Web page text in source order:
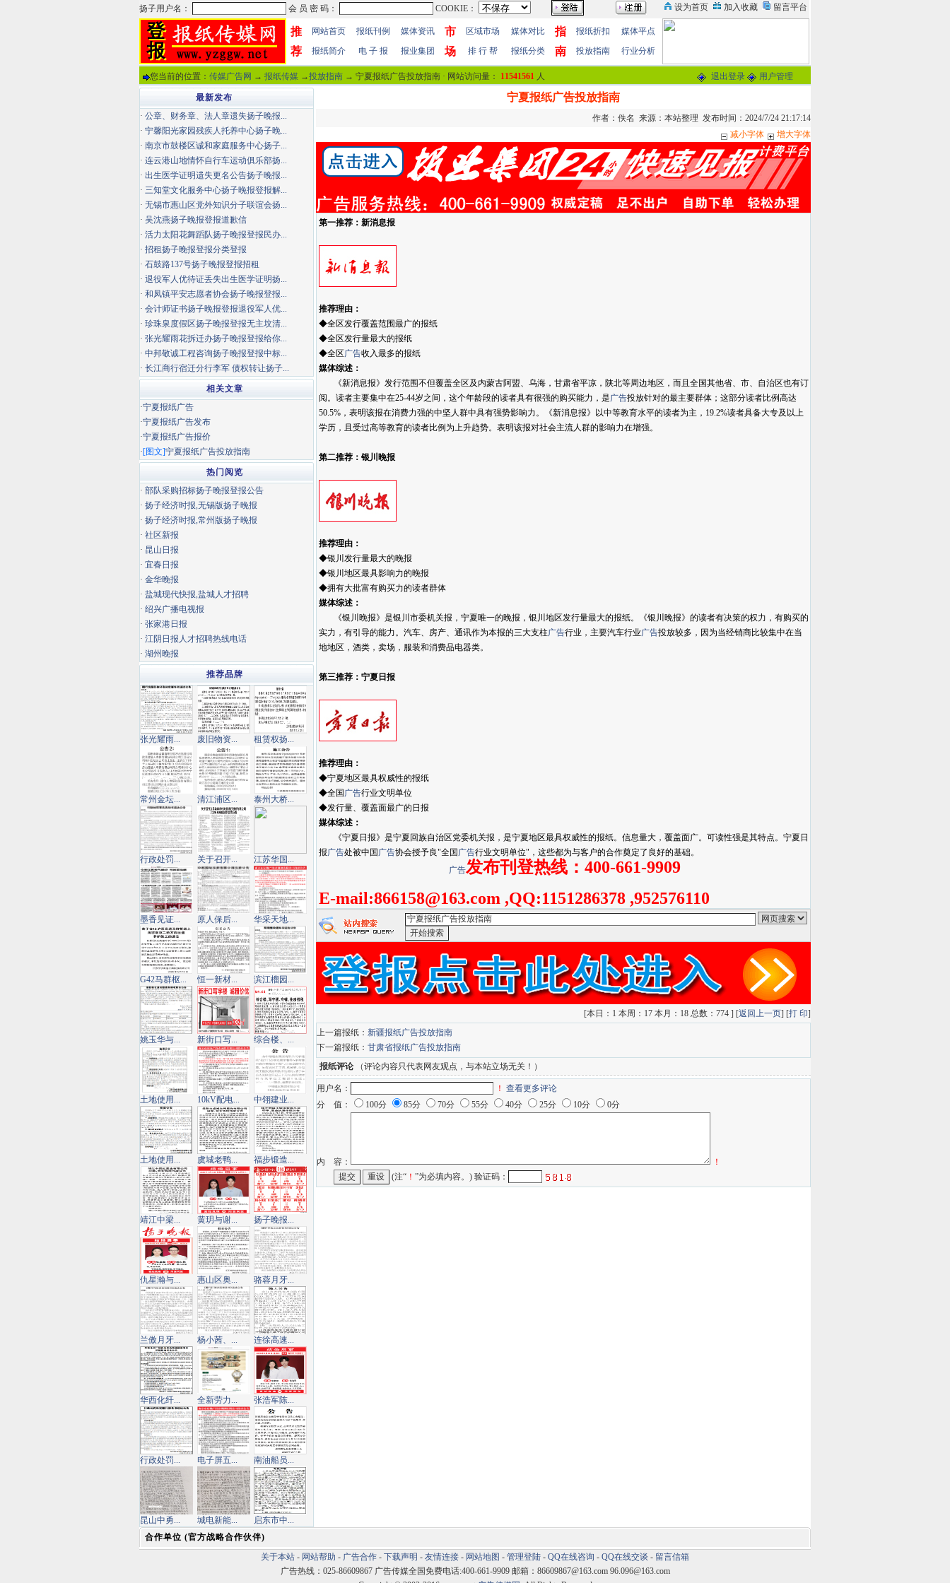
推
荐
网站首页 报纸刊例 媒体资讯
市
场
区域市场 媒体对比
指
南
报纸折扣
媒体平点
报纸简介
电 子 报 报业集团 排 行 帮 报纸分类 投放指南 行业分析
您当前的位置： 传媒广告网 → 报纸传媒 →投放指南 → 宁夏报纸广告投放指南 · 网站访问量： 11541561 人 退出登录 用户管理
宁夏报纸广告投放指南
作者：佚名 来源：本站整理 发布时间：2024/7/24 21:17:14
减小字体
增大字体
第一推荐： 新消息报
推荐理由：
◆全区发行覆盖范围最广的报纸
◆全区发行量最大的报纸
◆全区广告收入最多的报纸
媒体综述：
《新消息报》发行范围不但覆盖全区及内蒙古阿盟、乌海，甘肃省平凉，陕北等周边地区，而且全国其他省、市、自治区也有订
阅。读者主要集中在25-44岁之间，这个年龄段的读者具有很强的购买能力，是广告投放针对的最主要群体；这部分读者比例高达
50.5%，表明该报在消费力强的中坚人群中具有强势影响力。《新消息报》以中等教育水平的读者为主，19.2%读者具备大专及以上
学历，且受过高等教育的读者比例为上升趋势。表明该报对社会主流人群的影响力在增强。
第二推荐： 银川晚报
推荐理由：
◆银川发行量最大的晚报
◆银川地区最具影响力的晚报
◆拥有大批富有购买力的读者群体
媒体综述：
《银川晚报》是银川市委机关报，宁夏唯一的晚报，银川地区发行量最大的报纸。《银川晚报》的读者有决策的权力，有购买的
实力，有引导的能力。汽车、房产、通讯作为本报的三大支柱广告行业，主要汽车行业广告投放较多，因为当经销商比较集中在当
地地区，酒类，卖场，服装和消费品电器类。
第三推荐： 宁夏日报
推荐理由：
◆宁夏地区最具权威性的报纸
◆全国 广告行业文明单位
◆发行量、覆盖面最广的日报
媒体综述：
《宁夏日报》是宁夏回族自治区党委机关报，是宁夏地区最具权威性的报纸。信息量大，覆盖面广。可读性强是其特点。宁夏日
报广告处被中国 广告协会授予良"全国 广告行业文明单位"，这些都为与客户的合作奠定了良好的基础。
广告发布刊登热线：400-661-9909
E-mail:866158@163.com ,QQ:1151286378 ,952576110
[本日：1 本周：17 本月：18 总数：774 ] [返回上一页] [打 印]
上一篇报纸： 新疆报纸广告投放指南
下一篇报纸： 甘肃省报纸广告投放指南
报纸评论 （评论内容只代表网友观点，与本站立场无关！）
用户名： ！ 查看更多评论
分 值：
100分 85分 70分 55分 40分 25分 10分 0分
内 容：
！
(注“ ！ ”为必填内容。) 验证码：
最新发布
· 公章、财务章、法人章遗失扬子晚报...
· 宁馨阳光家园残疾人托养中心扬子晚...
· 南京市鼓楼区诚和家庭服务中心扬子...
· 连云港山地情怀自行车运动俱乐部扬...
· 出生医学证明遗失更名公告扬子晚报...
· 三知堂文化服务中心扬子晚报登报解...
· 无锡市惠山区党外知识分子联谊会扬...
· 吴沈燕扬子晚报登报道歉信
· 活力太阳花舞蹈队扬子晚报登报民办...
· 招租扬子晚报登报分类登报
· 石鼓路137号扬子晚报登报招租
· 退役军人优待证丢失出生医学证明扬...
· 和凤镇平安志愿者协会扬子晚报登报...
· 会计师证书扬子晚报登报退役军人优...
· 珍珠泉度假区扬子晚报登报无主坟清...
· 张光耀雨花拆迁办扬子晚报登报给你...
· 中邦敬诚工程咨询扬子晚报登报中标...
· 长江商行宿迁分行李军 债权转让扬子...
相关文章
·宁夏报纸广告
·宁夏报纸广告发布
·宁夏报纸广告报价
·[图文]宁夏报纸广告投放指南
热门阅览
· 部队采购招标扬子晚报登报公告
· 扬子经济时报,无锡版扬子晚报
· 扬子经济时报,常州版扬子晚报
· 社区新报
· 昆山日报
· 宜春日报
· 金华晚报
· 盐城现代快报,盐城人才招聘
· 绍兴广播电视报
· 张家港日报
· 江阴日报人才招聘热线电话
· 湖州晚报
推荐品牌
张光耀雨... 废旧物资... 租赁权扬...
常州金坛... 清江浦区... 泰州大桥...
行政处罚... 关于召开... 江苏华国...
墨香见证... 原人保后... 华采天地...
G42马群枢... 恒一新材... 滨江榴园...
姚玉华与... 新街口写... 综合楼、...
土地使用... 10kV配电... 中翎建业...
土地使用... 虞城老鸭... 福步锻造...
靖江中梁... 黄玥与谢... 扬子晚报...
仇星瀚与... 惠山区奥... 骆蓉月牙...
兰傲月牙... 杨小茜、... 连徐高速...
华西化纤... 全新劳力... 张浩军陈...
行政处罚... 电子屏五... 南油船员...
昆山中勇... 城电新能...
启东市中...
合作单位 (官方战略合作伙伴)
关于本站 - 网站帮助 - 广告合作 - 下载声明 - 友情连接 - 网站地图 - 管理登陆 - QQ在线咨询 - QQ在线交谈 - 留言信箱
广告热线：025-86609867 广告传媒全国免费电话:400-661-9909 邮箱：86609867@163.com 96.096@163.com